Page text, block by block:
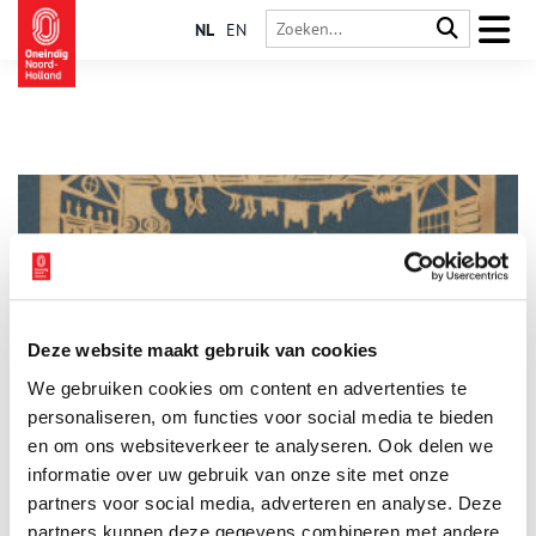
Deze website maakt gebruik van cookies
We gebruiken cookies om content en advertenties te
personaliseren, om functies voor social media te bieden
en om ons websiteverkeer te analyseren. Ook delen we
informatie over uw gebruik van onze site met onze
partners voor social media, adverteren en analyse. Deze
partners kunnen deze gegevens combineren met andere
NL EN
Als je het over papier knippen hebt, denken velen van ons
terug aan de kleutertijd. Waar een gevouwen papiertje met wat
knipjes een sneeuwvlok kon worden. Maar wat veel mensen
niet weten is dat je vroeger je brood kon verdienen met
papierknipwerk. In de 17de en 18de eeuw was dit zelfs een
vooraanstaande bezigheid in hoge kringen. De papieren
kunstwerkjes waren verzamelobjecten en de onderwerpen